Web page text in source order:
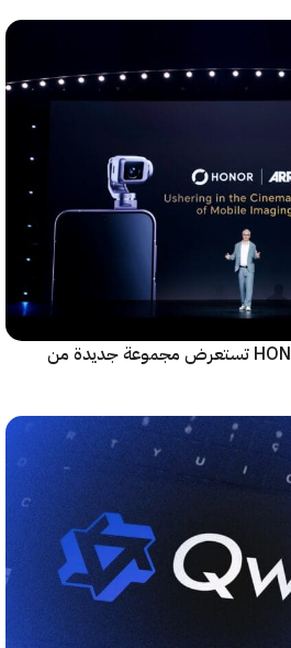
بالتعاون مع ARRI، شركة HONOR تستعرض مجموعة جديدة من